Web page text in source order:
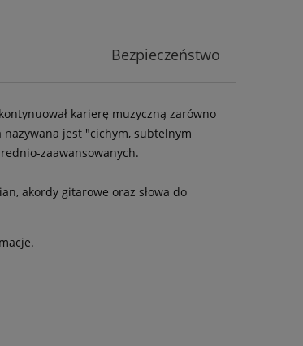
Bezpieczeństwo
karierę muzyczną zarówno
nazywana jest "cichym, subtelnym
zaawansowanych.
akordy gitarowe oraz słowa do